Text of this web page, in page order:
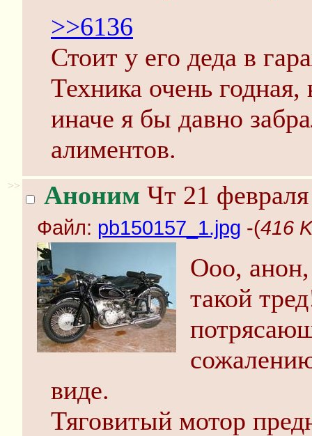
>>6136
Стоит у его деда в
Техника очень
иначе я бы давно
алиментов.
>> Аноним Чт 21
Файл: pb150157_1.jpg -(416
Ооо, анон,
такой
виде.
Тяговитый мотор